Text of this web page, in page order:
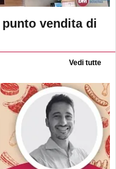
vendita di
Vedi tutte